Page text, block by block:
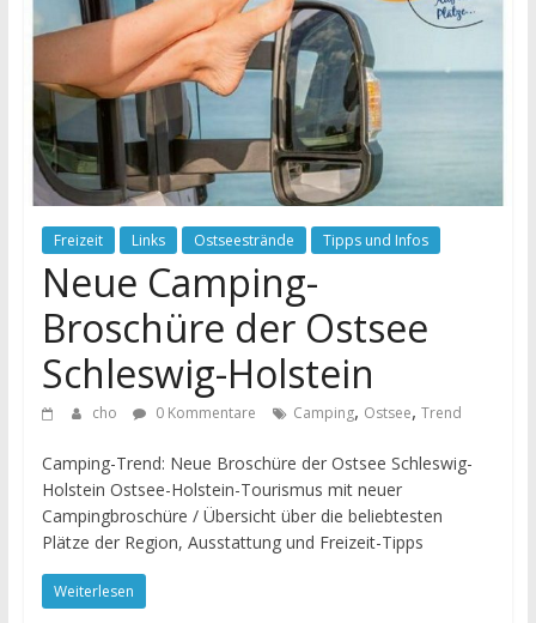
Freizeit Links Ostseestrände Tipps und Infos
Neue Camping-
Broschüre der Ostsee
Schleswig-Holstein
cho 0 Kommentare Camping, Ostsee, Trend
Camping-Trend: Neue Broschüre der Ostsee Schleswig-
Holstein Ostsee-Holstein-Tourismus mit neuer
Campingbroschüre / Übersicht über die beliebtesten
Plätze der Region, Ausstattung und Freizeit-Tipps
Weiterlesen